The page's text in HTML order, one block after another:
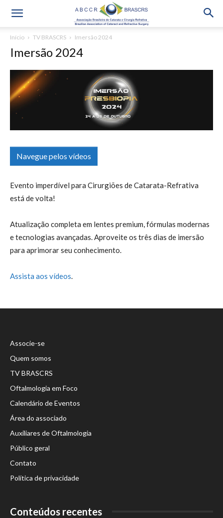
Início TV BRASCRS Imersão 2024
Imersão 2024
Navegue pelos vídeos
Evento imperdível para Cirurgiões de Catarata-Refrativa
está de volta!
Atualização completa em lentes premium, fórmulas modernas
e tecnologias avançadas. Aproveite os três dias de imersão
para aprimorar seu conhecimento.
Assista aos vídeos.
Associe-se
Quem somos
TV BRASCRS
Oftalmologia em Foco
Calendário de Eventos
Área do associado
Auxiliares de Oftalmologia
Público geral
Contato
Política de privacidade
Conteúdos recentes